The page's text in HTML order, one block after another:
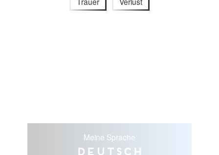
Meine Sprache
Deutsch